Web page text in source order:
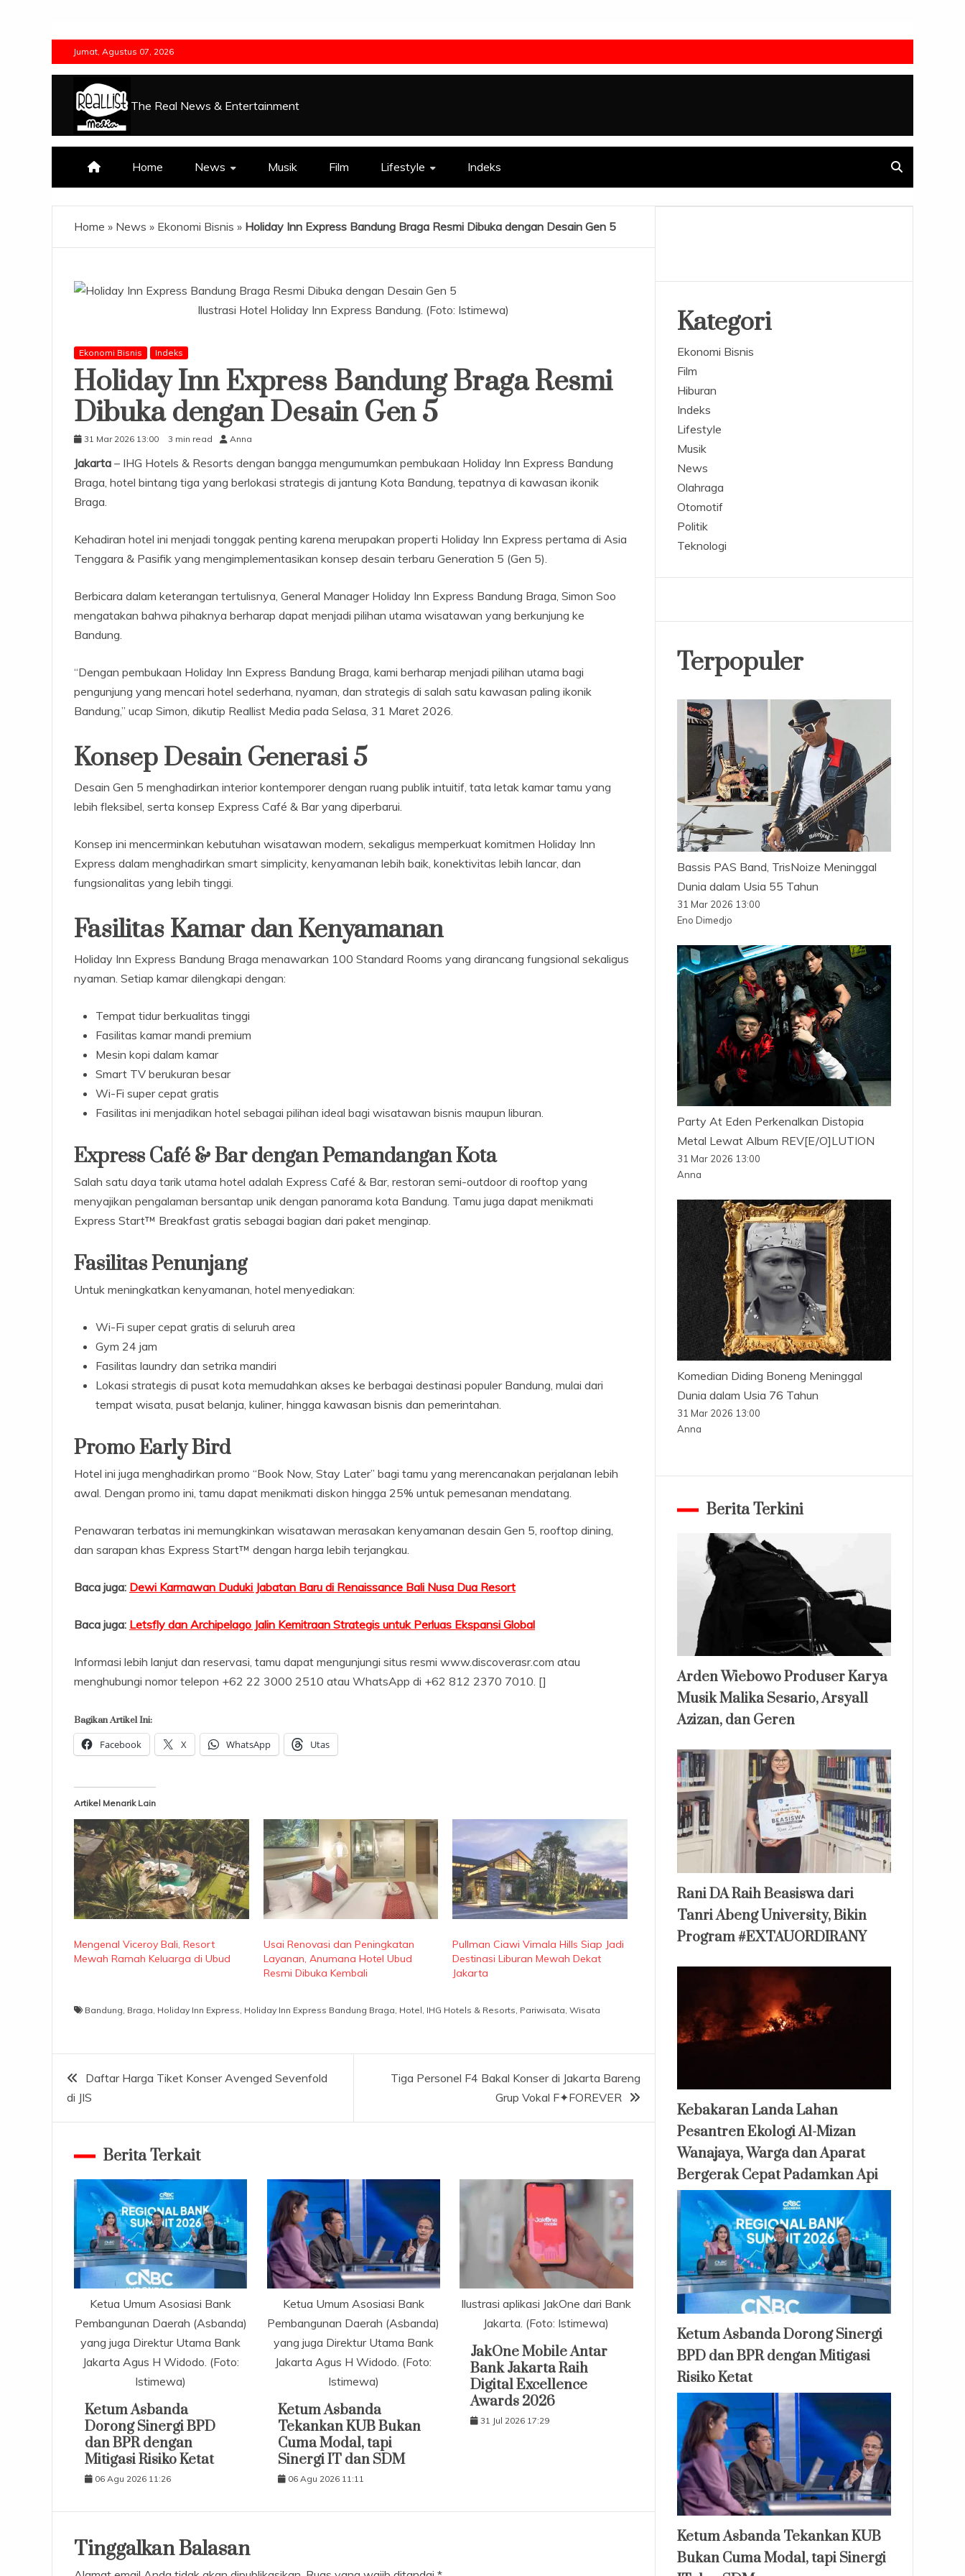
Jumat, Agustus 07, 2026
The Real News & Entertainment
Home News Musik Film Lifestyle Indeks
Home » News » Ekonomi Bisnis » Holiday Inn Express Bandung Braga Resmi Dibuka dengan Desain Gen 5
Ilustrasi Hotel Holiday Inn Express Bandung. (Foto: Istimewa)
Ekonomi Bisnis Indeks
Holiday Inn Express Bandung Braga Resmi
Dibuka dengan Desain Gen 5
31 Mar 2026 13:00 3 min read Anna
Jakarta – IHG Hotels & Resorts dengan bangga mengumumkan pembukaan Holiday Inn Express Bandung
Braga, hotel bintang tiga yang berlokasi strategis di jantung Kota Bandung, tepatnya di kawasan ikonik
Braga.
Kehadiran hotel ini menjadi tonggak penting karena merupakan properti Holiday Inn Express pertama di Asia
Tenggara & Pasifik yang mengimplementasikan konsep desain terbaru Generation 5 (Gen 5).
Berbicara dalam keterangan tertulisnya, General Manager Holiday Inn Express Bandung Braga, Simon Soo
mengatakan bahwa pihaknya berharap dapat menjadi pilihan utama wisatawan yang berkunjung ke
Bandung.
“Dengan pembukaan Holiday Inn Express Bandung Braga, kami berharap menjadi pilihan utama bagi
pengunjung yang mencari hotel sederhana, nyaman, dan strategis di salah satu kawasan paling ikonik
Bandung,” ucap Simon, dikutip Reallist Media pada Selasa, 31 Maret 2026.
Konsep Desain Generasi 5
Desain Gen 5 menghadirkan interior kontemporer dengan ruang publik intuitif, tata letak kamar tamu yang
lebih fleksibel, serta konsep Express Café & Bar yang diperbarui.
Konsep ini mencerminkan kebutuhan wisatawan modern, sekaligus memperkuat komitmen Holiday Inn
Express dalam menghadirkan smart simplicity, kenyamanan lebih baik, konektivitas lebih lancar, dan
fungsionalitas yang lebih tinggi.
Fasilitas Kamar dan Kenyamanan
Holiday Inn Express Bandung Braga menawarkan 100 Standard Rooms yang dirancang fungsional sekaligus
nyaman. Setiap kamar dilengkapi dengan:
Tempat tidur berkualitas tinggi
Fasilitas kamar mandi premium
Mesin kopi dalam kamar
Smart TV berukuran besar
Wi-Fi super cepat gratis
Fasilitas ini menjadikan hotel sebagai pilihan ideal bagi wisatawan bisnis maupun liburan.
Express Café & Bar dengan Pemandangan Kota
Salah satu daya tarik utama hotel adalah Express Café & Bar, restoran semi-outdoor di rooftop yang
menyajikan pengalaman bersantap unik dengan panorama kota Bandung. Tamu juga dapat menikmati
Express Start™ Breakfast gratis sebagai bagian dari paket menginap.
Fasilitas Penunjang
Untuk meningkatkan kenyamanan, hotel menyediakan:
Wi-Fi super cepat gratis di seluruh area
Gym 24 jam
Fasilitas laundry dan setrika mandiri
Lokasi strategis di pusat kota memudahkan akses ke berbagai destinasi populer Bandung, mulai dari
tempat wisata, pusat belanja, kuliner, hingga kawasan bisnis dan pemerintahan.
Promo Early Bird
Hotel ini juga menghadirkan promo “Book Now, Stay Later” bagi tamu yang merencanakan perjalanan lebih
awal. Dengan promo ini, tamu dapat menikmati diskon hingga 25% untuk pemesanan mendatang.
Penawaran terbatas ini memungkinkan wisatawan merasakan kenyamanan desain Gen 5, rooftop dining,
dan sarapan khas Express Start™ dengan harga lebih terjangkau.
Baca juga: Dewi Karmawan Duduki Jabatan Baru di Renaissance Bali Nusa Dua Resort
Baca juga: Letsfly dan Archipelago Jalin Kemitraan Strategis untuk Perluas Ekspansi Global
Informasi lebih lanjut dan reservasi, tamu dapat mengunjungi situs resmi www.discoverasr.com atau
menghubungi nomor telepon +62 22 3000 2510 atau WhatsApp di +62 812 2370 7010. []
Bagikan Artikel Ini:
Facebook X WhatsApp Utas
Artikel Menarik Lain
Mengenal Viceroy Bali, Resort
Mewah Ramah Keluarga di Ubud
Usai Renovasi dan Peningkatan
Layanan, Anumana Hotel Ubud
Resmi Dibuka Kembali
Pullman Ciawi Vimala Hills Siap Jadi
Destinasi Liburan Mewah Dekat
Jakarta
Bandung, Braga, Holiday Inn Express, Holiday Inn Express Bandung Braga, Hotel, IHG Hotels & Resorts, Pariwisata, Wisata
Navigasi
pos
Daftar Harga Tiket Konser Avenged Sevenfold
di JIS
Tiga Personel F4 Bakal Konser di Jakarta Bareng
Grup Vokal F✦FOREVER
Berita Terkait
Ketua Umum Asosiasi Bank
Pembangunan Daerah (Asbanda)
yang juga Direktur Utama Bank
Jakarta Agus H Widodo. (Foto:
Istimewa)
Ketum Asbanda
Dorong Sinergi BPD
dan BPR dengan
Mitigasi Risiko Ketat
06 Agu 2026 11:26
Ketua Umum Asosiasi Bank
Pembangunan Daerah (Asbanda)
yang juga Direktur Utama Bank
Jakarta Agus H Widodo. (Foto:
Istimewa)
Ketum Asbanda
Tekankan KUB Bukan
Cuma Modal, tapi
Sinergi IT dan SDM
06 Agu 2026 11:11
Ilustrasi aplikasi JakOne dari Bank
Jakarta. (Foto: Istimewa)
JakOne Mobile Antar
Bank Jakarta Raih
Digital Excellence
Awards 2026
31 Jul 2026 17:29
Tinggalkan Balasan
Kategori
Ekonomi Bisnis
Film
Hiburan
Indeks
Lifestyle
Musik
News
Olahraga
Otomotif
Politik
Teknologi
Terpopuler
Bassis PAS Band, TrisNoize Meninggal
Dunia dalam Usia 55 Tahun
31 Mar 2026 13:00
Eno Dimedjo
Party At Eden Perkenalkan Distopia
Metal Lewat Album REV[E/O]LUTION
31 Mar 2026 13:00
Anna
Komedian Diding Boneng Meninggal
Dunia dalam Usia 76 Tahun
31 Mar 2026 13:00
Anna
Berita Terkini
Arden Wiebowo Produser Karya
Musik Malika Sesario, Arsyall
Azizan, dan Geren
Rani DA Raih Beasiswa dari
Tanri Abeng University, Bikin
Program #EXTAUORDIRANY
Kebakaran Landa Lahan
Pesantren Ekologi Al-Mizan
Wanajaya, Warga dan Aparat
Bergerak Cepat Padamkan Api
Ketum Asbanda Dorong Sinergi
BPD dan BPR dengan Mitigasi
Risiko Ketat
Ketum Asbanda Tekankan KUB
Bukan Cuma Modal, tapi Sinergi